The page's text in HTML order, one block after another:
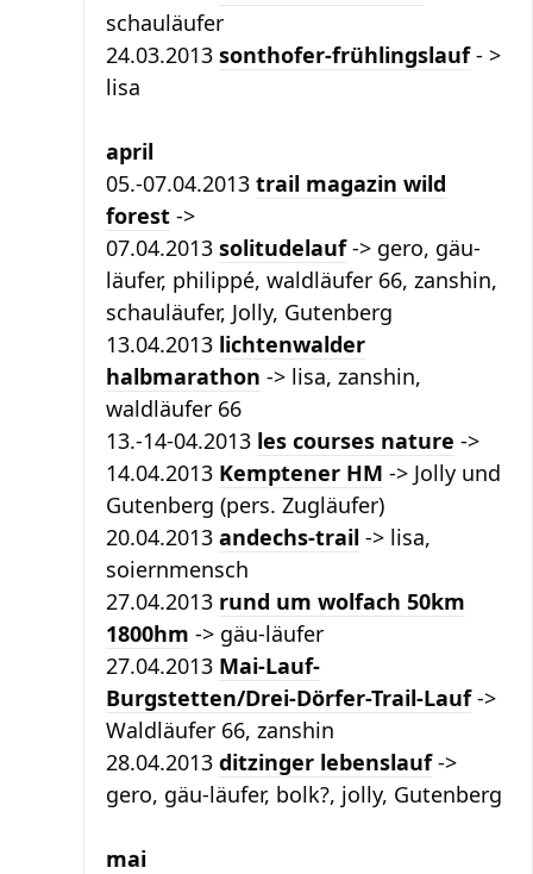
schauläufer
24.03.2013 sonthofer-frühlingslauf- >
lisa
april
05.-07.04.2013 trail magazin wild
forest ->
07.04.2013 solitudelauf-> gero, gäu-
läufer, philippé, waldläufer 66, zanshin,
schauläufer, Jolly, Gutenberg
13.04.2013 lichtenwalder
halbmarathon -> lisa, zanshin,
waldläufer 66
13.-14-04.2013 les courses nature ->
14.04.2013 Kemptener HM -> Jolly und
Gutenberg (pers. Zugläufer)
20.04.2013 andechs-trail -> lisa,
soiernmensch
27.04.2013 rund um wolfach 50km
1800hm -> gäu-läufer
27.04.2013 Mai-Lauf-
Burgstetten/Drei-Dörfer-Trail-Lauf->
Waldläufer 66, zanshin
28.04.2013 ditzinger lebenslauf->
gero, gäu-läufer, bolk?, jolly, Gutenberg
mai